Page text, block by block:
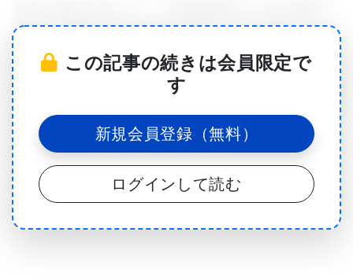
機能を引き継ぐことを突き止めた。この発見は、神
経回路の可塑性を初めて実証した画期的な業績で、
今後、アルツハイマー病、卒中その他、脳の損傷を
伴う症状の治療を開発する上で大きな助けになる可
能性がある。Dr. FanselowとZelikowsky氏は、ラッ
トを用いた研究室での実験を行い、げっ歯類が海馬
を損傷した後でも新しい作業を学習する能力がある
ことを実証した。海馬を損傷したラットは、正常な
この記事の続きは会員限定で
す
新規会員登録（無料）
ログインして読む